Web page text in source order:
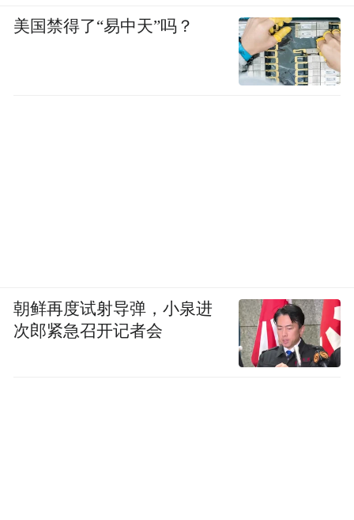
美国禁得了“易中天”吗？
朝鲜再度试射导弹，小泉进
次郎紧急召开记者会